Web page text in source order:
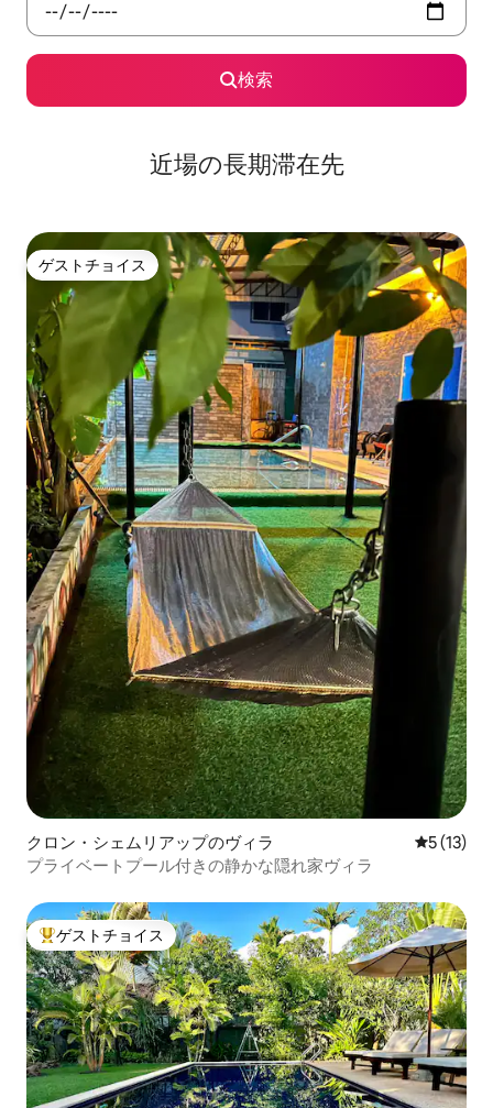
検索
近場の長期滞在先
ゲストチョイス
ゲストチョイス
クロン・シェムリアップのヴィラ レビュー
5 (13)
プライベートプール付きの静かな隠れ家ヴィラ
大好評のゲストチョイスです。
ゲストチョイス